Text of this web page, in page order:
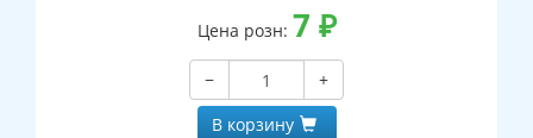
Цена розн: 7 ₽
−
+
В корзину